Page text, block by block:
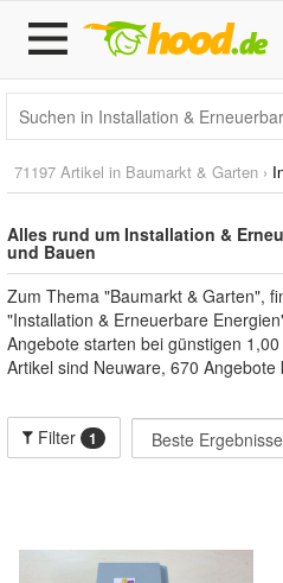
71197 Artikel in Baumarkt & Garten ›
Alles rund um Installation &
und Bauen
Zum Thema "Baumarkt & Garten",
"Installation & Erneuerbare
Angebote starten bei günstigen
Artikel sind Neuware, 670
Filter 1